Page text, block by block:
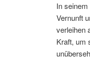
In
Vernunft
verleihen
Kraft, um